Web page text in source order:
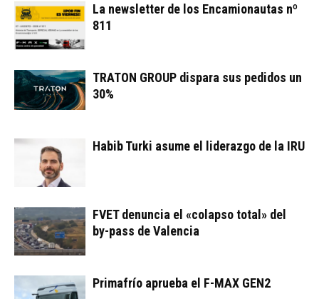
La newsletter de los Encamionautas nº
811
TRATON GROUP dispara sus pedidos un
30%
Habib Turki asume el liderazgo de la IRU
FVET denuncia el «colapso total» del
by-pass de Valencia
Primafrío aprueba el F-MAX GEN2